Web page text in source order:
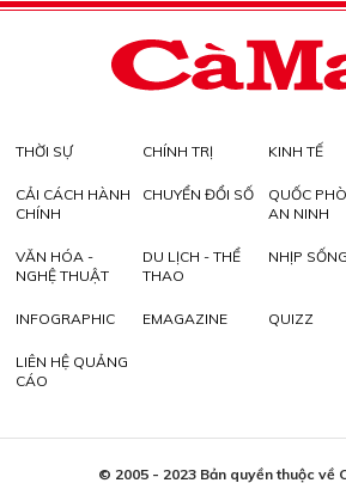
THỜI SỰ CHÍNH TRỊ KINH TẾ
CẢI CÁCH HÀNH
CHÍNH
CHUYỂN ĐỔI SỐ
QUỐC
AN NINH
VĂN HÓA -
NGHỆ THUẬT
DU LỊCH - THỂ
THAO
NHỊP
INFOGRAPHIC EMAGAZINE QUIZZ
LIÊN HỆ QUẢNG
CÁO
© 2005 - 2023 Bản quyền thuộc về